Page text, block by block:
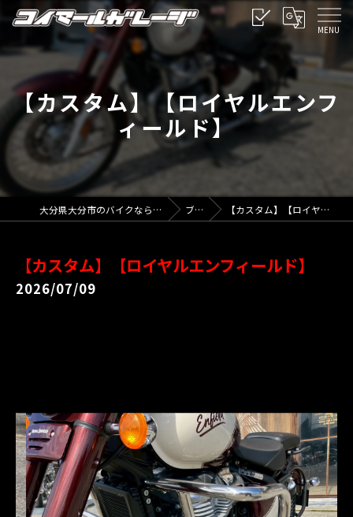
【カスタム】【ロイヤルエンフ
ィールド】
大分県大分市のバイクならコイマールガレージ ブログ 【カスタム】【ロイヤルエンフィールド】
【カスタム】【ロイヤルエンフィールド】
2026/07/09